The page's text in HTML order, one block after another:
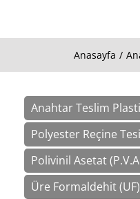
Anasayfa
Anahtar Teslim
Polyester Reçine
Polivinil Asetat
Üre Formaldehit